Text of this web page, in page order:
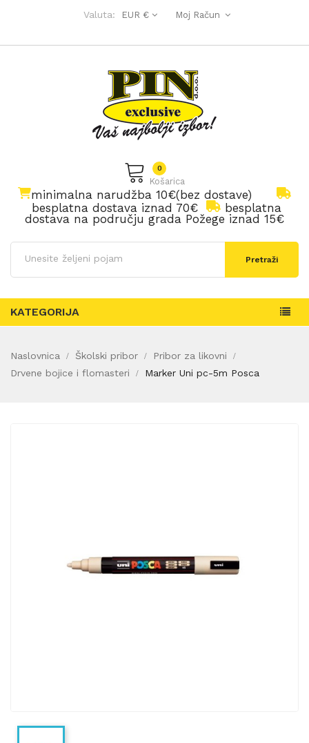
Valuta: EUR € Moj Račun
Košarica
0
minimalna narudžba 10€(bez dostave)
besplatna dostava iznad 70€
besplatna
dostava na području grada Požege iznad 15€
Pretraži
KATEGORIJA
Naslovnica Školski pribor
Pribor za likovni
Drvene bojice i flomasteri
Marker Uni pc-5m Posca